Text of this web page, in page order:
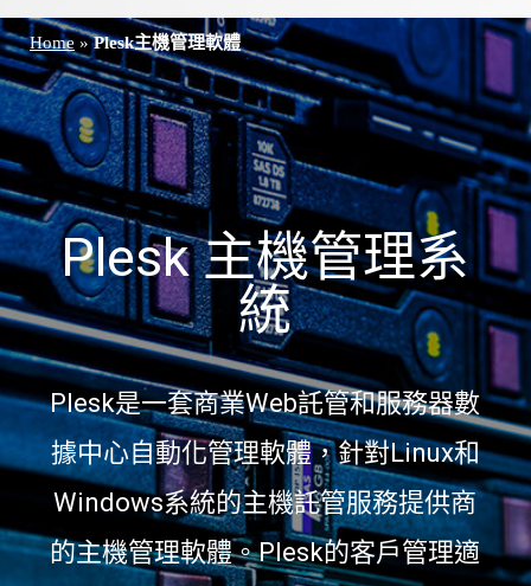
Home»Plesk主機管理軟體
Plesk 主機管理系
統
Plesk是一套商業Web託管和服務器數
據中心自動化管理軟體，針對Linux和
Windows系統的主機託管服務提供商
的主機管理軟體。Plesk的客戶管理適